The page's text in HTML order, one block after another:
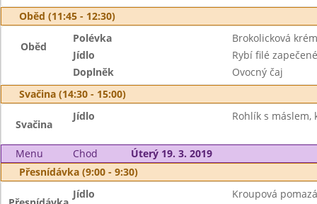
Oběd (11:45 - 12:30)
Oběd
Polévka
Brokolicková
Jídlo
Rybí filé
Doplněk
Ovocný čaj
Svačina (14:30 - 15:00)
Svačina
Jídlo Rohlík s máslem,
Menu Chod
Úterý 19. 3. 2019
Přesnídávka (9:00 - 9:30)
Jídlo Kroupová